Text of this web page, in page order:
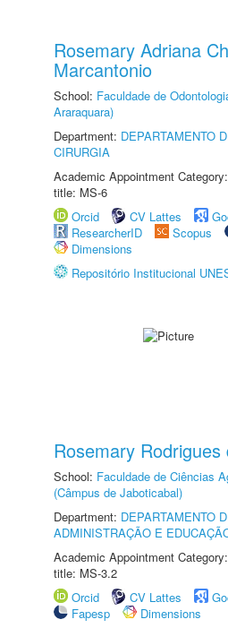
Rosemary Adriana
Marcantonio
School: Faculdade de
Araraquara)
Department: DEPARTAMENTO
CIRURGIA
Academic Appointment
title: MS-6
Orcid
CV Lattes
ResearcherID
Scopus
Dimensions
Repositório Institucional
Rosemary Rodrigues
School: Faculdade de Ciências
(Câmpus de Jaboticabal)
Department: DEPARTAMENTO
ADMINISTRAÇÃO E
Academic Appointment
title: MS-3.2
Orcid
CV Lattes
Fapesp
Dimensions